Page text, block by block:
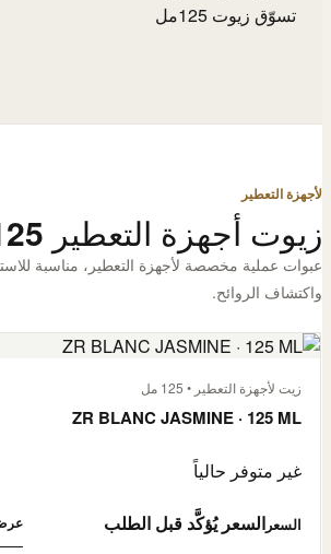
تسوّق زيوت 125مل
لأجهزة التعطير
زيوت أجهزة التعطير 125مل
عبوات عملية مخصصة لأجهزة التعطير، مناسبة
واكتشاف الروائح.
زيت لأجهزة التعطير • 125 مل
ZR BLANC JASMINE · 125 ML
غير متوفر حالياً
السعر السعر يُؤكَّد قبل الطلب